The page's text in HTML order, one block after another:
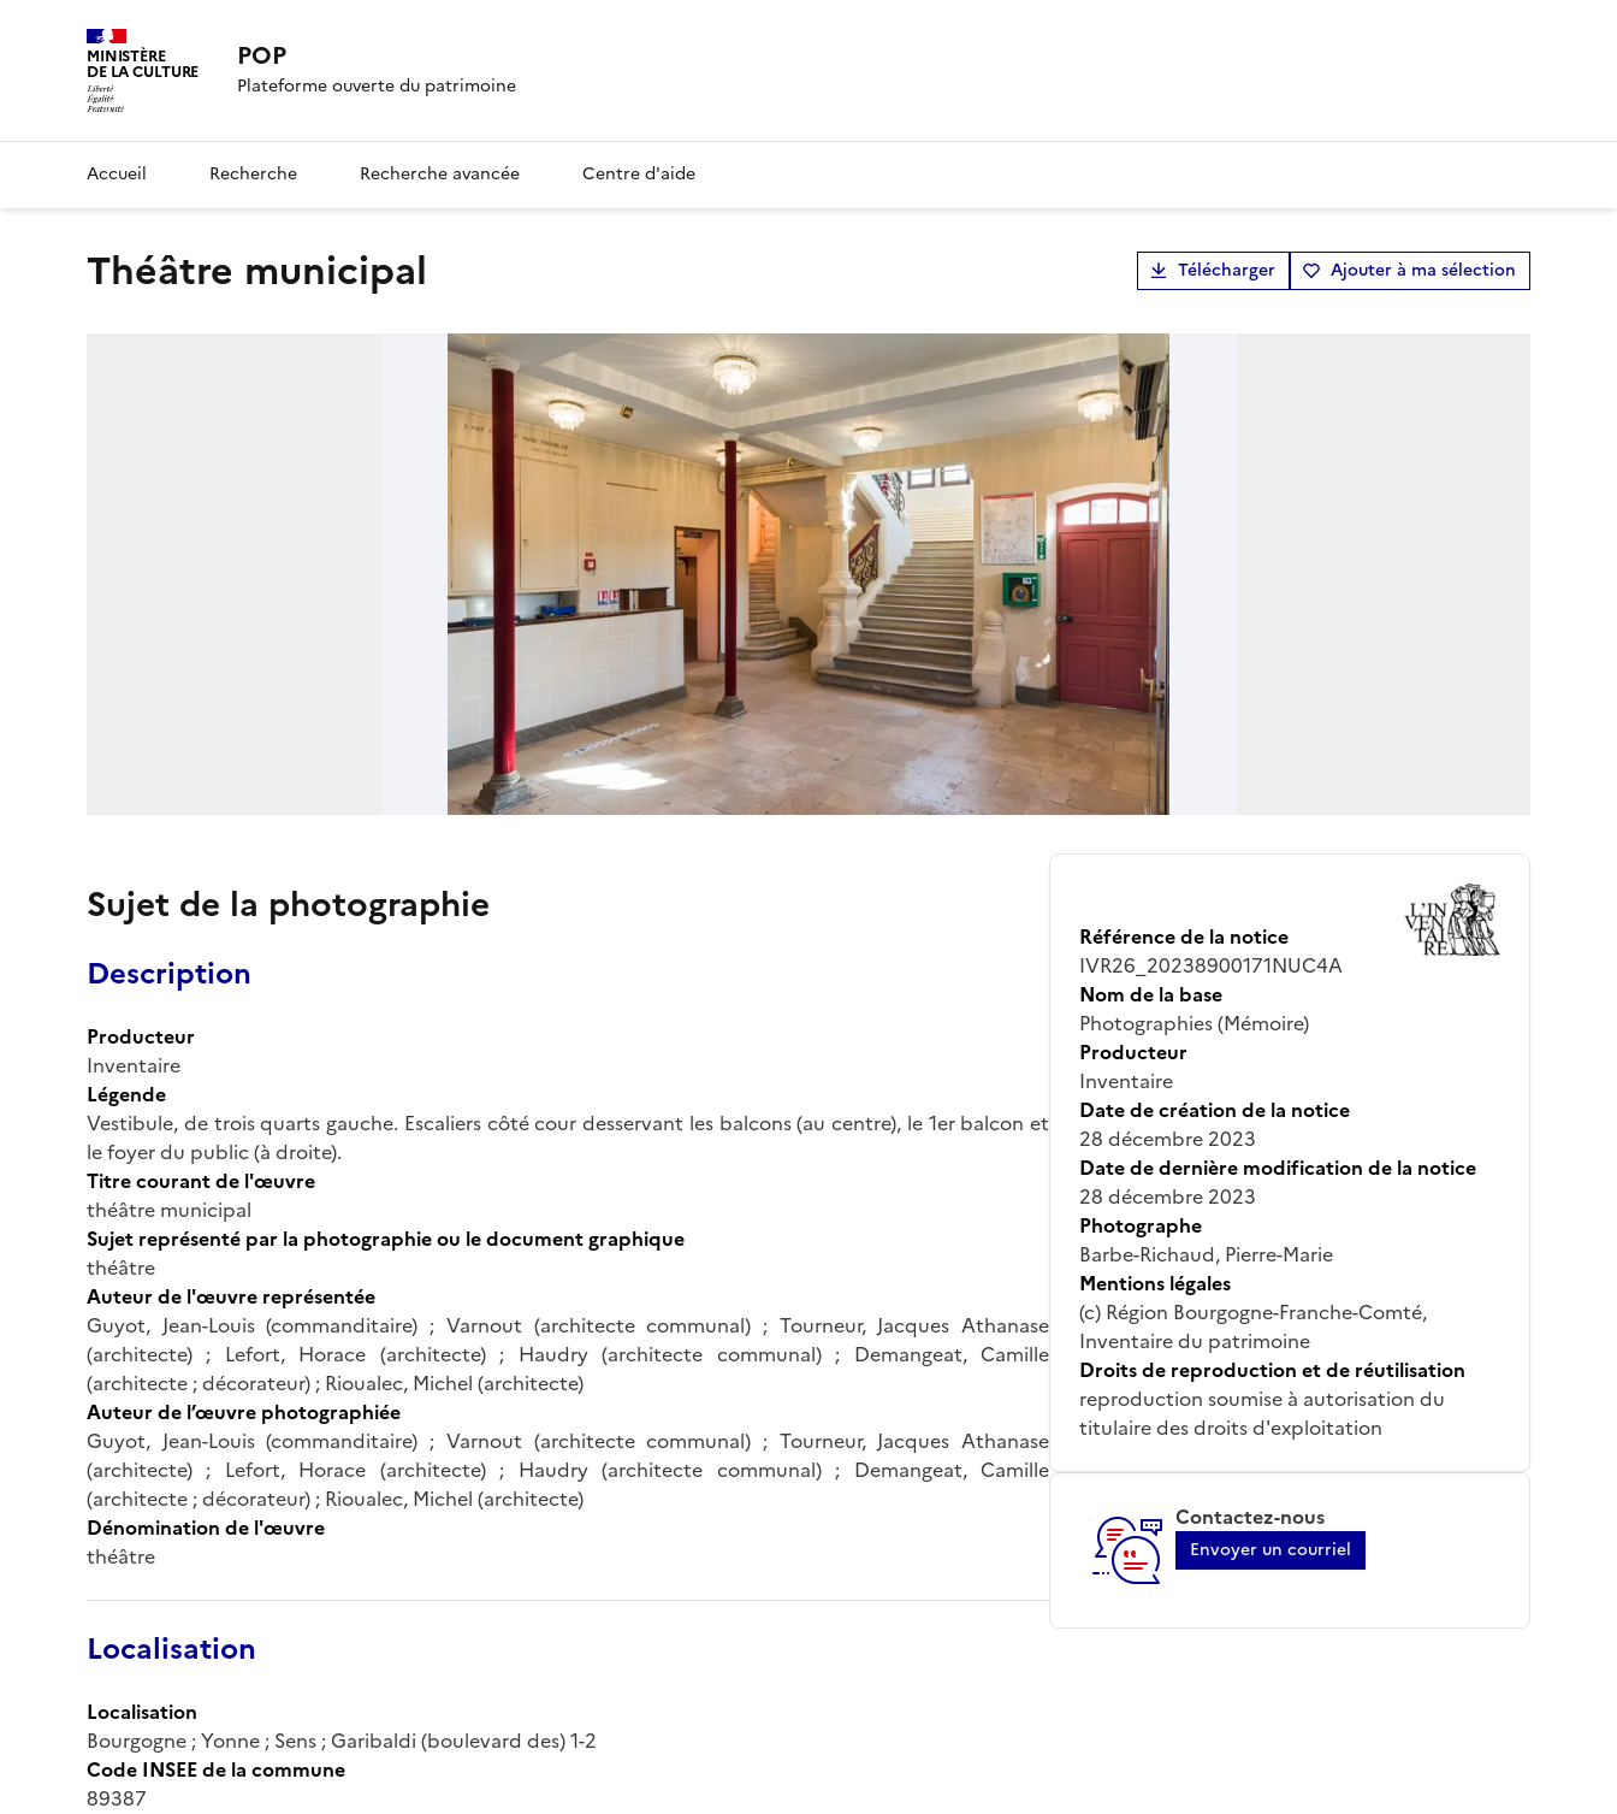
MINISTÈRE
DE LA CULTURE POP
Plateforme ouverte du patrimoine
Accueil Recherche Recherche avancée Centre d'aide
théâtre municipal Télécharger Ajouter à ma sélection
Sujet de la photographie
Description
Producteur
Inventaire
Légende
Vestibule, de trois quarts gauche. Escaliers côté cour desservant les balcons (au centre), le 1er balcon et
le foyer du public (à droite).
Titre courant de l'œuvre
théâtre municipal
Sujet représenté par la photographie ou le document graphique
théâtre
Auteur de l'œuvre représentée
Guyot, Jean-Louis (commanditaire) ; Varnout (architecte communal) ; Tourneur, Jacques Athanase
(architecte) ; Lefort, Horace (architecte) ; Haudry (architecte communal) ; Demangeat, Camille
(architecte ; décorateur) ; Rioualec, Michel (architecte)
Auteur de l’œuvre photographiée
Guyot, Jean-Louis (commanditaire) ; Varnout (architecte communal) ; Tourneur, Jacques Athanase
(architecte) ; Lefort, Horace (architecte) ; Haudry (architecte communal) ; Demangeat, Camille
(architecte ; décorateur) ; Rioualec, Michel (architecte)
Dénomination de l'œuvre
théâtre
Localisation
Localisation
Bourgogne ; Yonne ; Sens ; Garibaldi (boulevard des) 1-2
Code INSEE de la commune
89387
Référence de la notice
IVR26_20238900171NUC4A
Nom de la base
Photographies (Mémoire)
Producteur
Inventaire
Date de création de la notice
28 décembre 2023
Date de dernière modification de la notice
28 décembre 2023
Photographe
Barbe-Richaud, Pierre-Marie
Mentions légales
(c) Région Bourgogne-Franche-Comté,
Inventaire du patrimoine
Droits de reproduction et de réutilisation
reproduction soumise à autorisation du
titulaire des droits d'exploitation
Contactez-nous
Envoyer un courriel